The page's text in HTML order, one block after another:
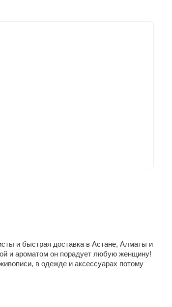
и быстрая доставка в Астане, Алматы и
и ароматом он порадует любую женщину!
в одежде и аксессуарах потому